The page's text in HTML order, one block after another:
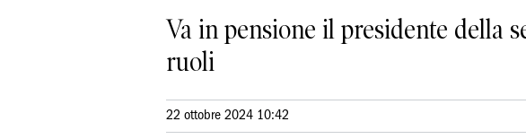
Va in pensione il presidente della
ruoli
22 ottobre 2024 10:42